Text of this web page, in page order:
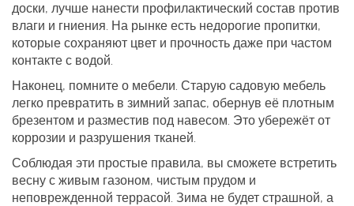
доски, лучше нанести профилактический состав против
влаги и гниения. На рынке есть недорогие пропитки,
которые сохраняют цвет и прочность даже при частом
контакте с водой.
Наконец, помните о мебели. Старую садовую мебель
легко превратить в зимний запас, обернув её плотным
брезентом и разместив под навесом. Это убережёт от
коррозии и разрушения тканей.
Соблюдая эти простые правила, вы сможете встретить
весну с живым газоном, чистым прудом и
неповрежденной террасой. Зима не будет страшной, а